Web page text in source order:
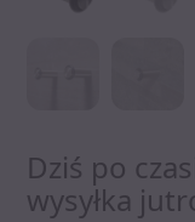
Dziś po
wysyłka